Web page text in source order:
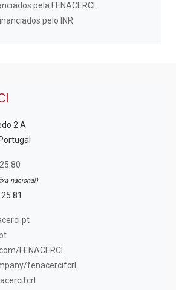
pela FENACERCI
pelo INR
2 A
80
nacional)
81
FENACERCI
fenacercifcrl